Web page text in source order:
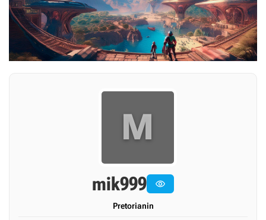
M
mik999 
Pretorianin